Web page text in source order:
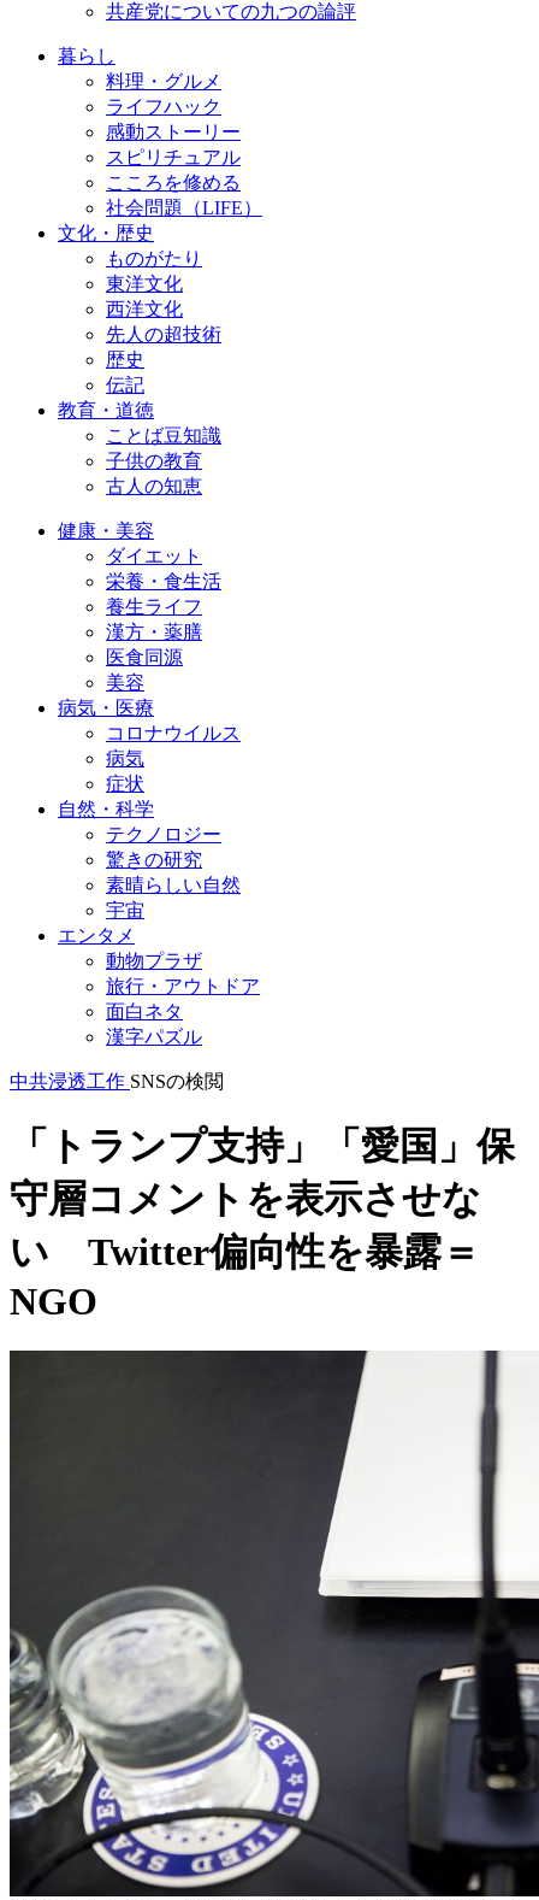
共産党についての九つの論評
暮らし
料理・グルメ
ライフハック
感動ストーリー
スピリチュアル
こころを修める
社会問題（LIFE）
文化・歴史
ものがたり
東洋文化
西洋文化
先人の超技術
歴史
伝記
教育・道徳
ことば豆知識
子供の教育
古人の知恵
健康・美容
ダイエット
栄養・食生活
養生ライフ
漢方・薬膳
医食同源
美容
病気・医療
コロナウイルス
病気
症状
自然・科学
テクノロジー
驚きの研究
素晴らしい自然
宇宙
エンタメ
動物プラザ
旅行・アウトドア
面白ネタ
漢字パズル
中共浸透工作 SNSの検閲
「トランプ支持」「愛国」保
守層コメントを表示させな
い Twitter偏向性を暴露＝
NGO